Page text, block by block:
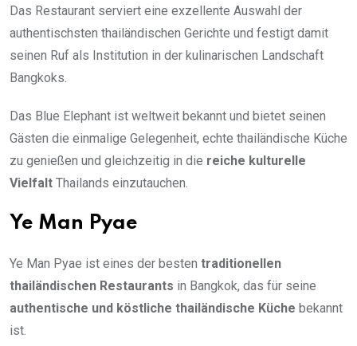
Das Restaurant serviert eine exzellente Auswahl der
authentischsten thailändischen Gerichte und festigt damit
seinen Ruf als Institution in der kulinarischen Landschaft
Bangkoks.
Das Blue Elephant ist weltweit bekannt und bietet seinen
Gästen die einmalige Gelegenheit, echte thailändische Küche
zu genießen und gleichzeitig in die reiche kulturelle
Vielfalt Thailands einzutauchen.
Ye Man Pyae
Ye Man Pyae ist eines der besten traditionellen
thailändischen Restaurants in Bangkok, das für seine
authentische und köstliche thailändische Küche bekannt
ist.